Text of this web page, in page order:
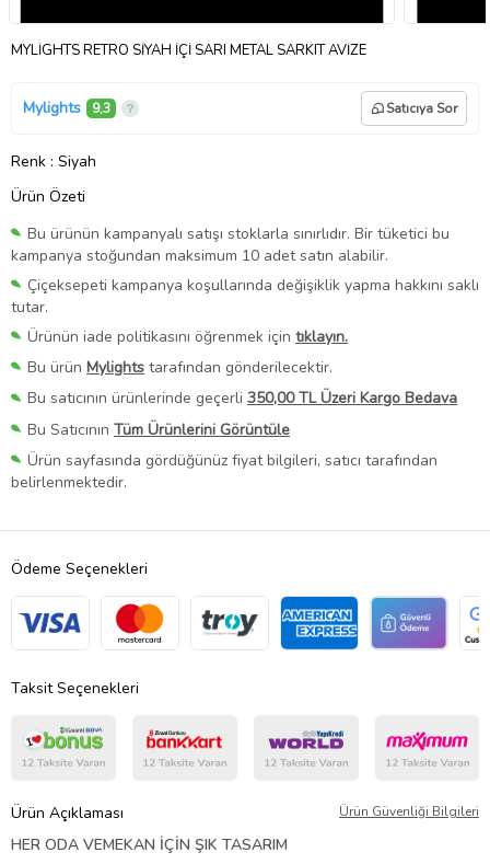
MYLİGHTS RETRO SİYAH İÇİ SARI METAL SARKIT AVİZE
Mylights 9,3 Satıcıya Sor
Renk : Siyah
Ürün Özeti
Bu ürünün kampanyalı satışı stoklarla sınırlıdır. Bir tüketici bu
kampanya stoğundan maksimum 10 adet satın alabilir.
Çiçeksepeti kampanya koşullarında değişiklik yapma hakkını saklı
tutar.
Ürünün iade politikasını öğrenmek için tıklayın.
Bu ürün Mylights tarafından gönderilecektir.
Bu satıcının ürünlerinde geçerli 350,00 TL Üzeri Kargo Bedava
Bu Satıcının Tüm Ürünlerini Görüntüle
Ürün sayfasında gördüğünüz fiyat bilgileri, satıcı tarafından
belirlenmektedir.
Ödeme Seçenekleri
Taksit Seçenekleri
Ürün Açıklaması Ürün Güvenliği Bilgileri
HER ODA VEMEKAN İÇİN ŞIK TASARIM